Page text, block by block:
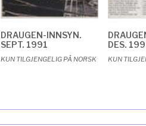
DRAUGEN-INNSYN.
SEPT. 1991
KUN TILGJENGELIG PÅ NORSK
DES.
KUN